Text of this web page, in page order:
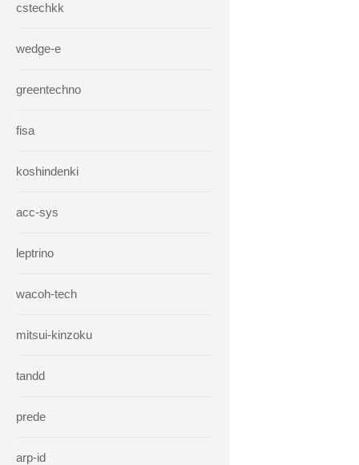
cstechkk
wedge-e
greentechno
fisa
koshindenki
acc-sys
leptrino
wacoh-tech
mitsui-kinzoku
tandd
prede
arp-id